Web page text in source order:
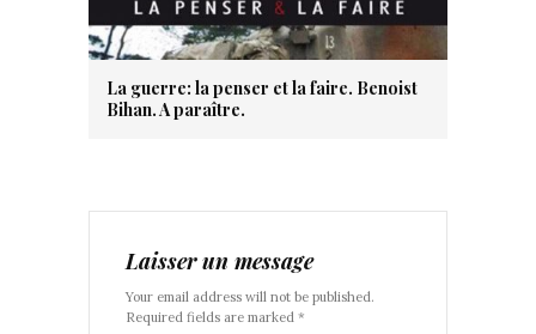
La guerre: la penser et la faire. Benoist
Bihan. A paraître.
Laisser un message
Your email address will not be published.
Required fields are marked *